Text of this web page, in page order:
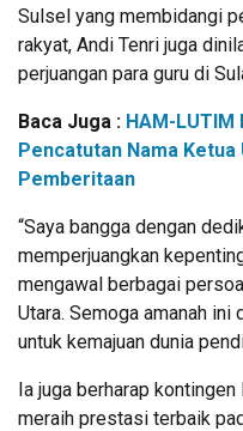
Sulsel yang membidangi
rakyat, Andi Tenri juga
perjuangan para guru di
Baca Juga : HAM-
Pencatutan Nama Ketua
Pemberitaan
“Saya bangga dengan
memperjuangkan
mengawal berbagai
Utara. Semoga amanah ini
untuk kemajuan dunia
Ia juga berharap
meraih prestasi terbaik